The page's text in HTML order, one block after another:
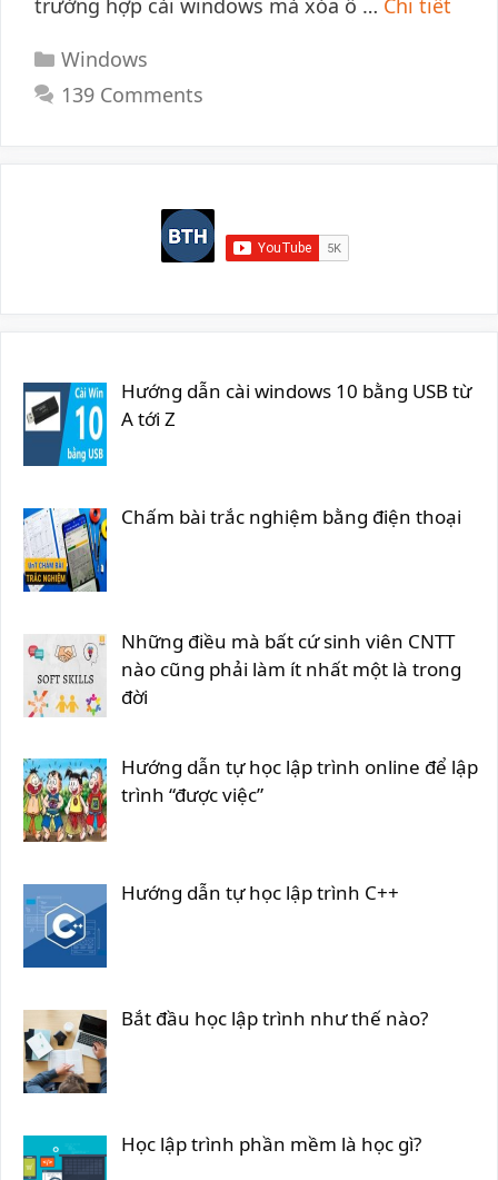
Categories
Windows
139 Comments
Hướng dẫn cài windows 10 bằng USB từ
A tới Z
Chấm bài trắc nghiệm bằng điện thoại
Những điều mà bất cứ sinh viên CNTT
nào cũng phải làm ít nhất một là trong
đời
Hướng dẫn tự học lập trình online để lập
trình “được việc”
Hướng dẫn tự học lập trình C++
Bắt đầu học lập trình như thế nào?
Học lập trình phần mềm là học gì?